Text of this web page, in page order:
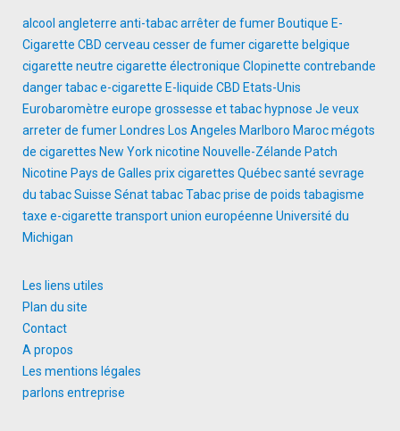
alcool angleterre anti-tabacarrêter de fumer Boutique E-
Cigarette CBD cerveau cesser de fumercigarette belgique
cigarette neutre cigarette électronique Clopinette contrebande
danger tabace-cigarette E-liquide CBD Etats-Unis
Eurobaromètre europe grossesse et tabac hypnose Je veux
arreter de fumer Londres Los Angeles Marlboro Marocmégots
de cigarettes New Yorknicotine Nouvelle-Zélande Patch
Nicotine Pays de Galles prix cigarettes Québecsanté sevrage
du tabacSuisse SénattabacTabac prise de poids tabagisme
taxe e-cigarette transportunion européenne Université du
Michigan
Les liens utiles
Plan du site
Contact
A propos
Les mentions légales
parlons entreprise